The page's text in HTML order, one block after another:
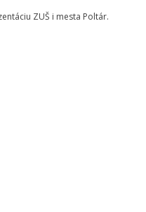
ZUŠ i mesta Poltár.